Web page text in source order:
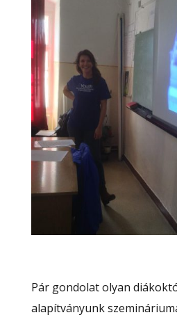
Pár gondolat olyan
alapítványunk